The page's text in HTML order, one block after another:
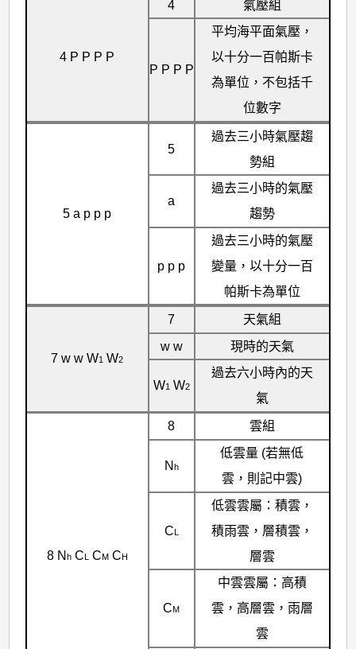
4 P P P P
4 氣壓組
P P P P
平均海平面氣壓，
以十分一百帕斯卡
為單位，不包括千
位數字
5 a p p p
5
過去三小時氣壓趨
勢組
a
過去三小時的氣壓
趨勢
p p p
過去三小時的氣壓
變量，以十分一百
帕斯卡為單位
7 w w W1 W2
7
天氣組
w w
現時的天氣
W1 W2
過去六小時內的天
氣
8 N hCL CMCH
8 雲組
N h
低雲量 (若無低
雲，則記中雲)
CL
低雲雲屬：積雲，
積雨雲，層積雲，
層雲
CM
中雲雲屬：高積
雲，高層雲，雨層
雲